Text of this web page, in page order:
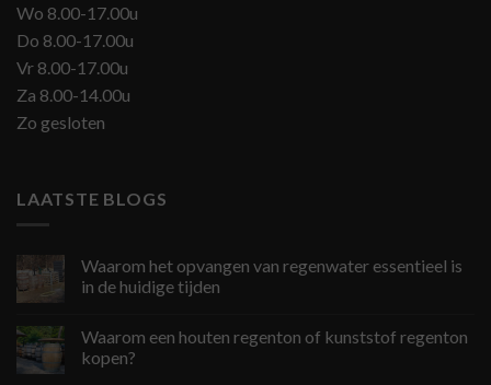
Wo 8.00-17.00u
Do 8.00-17.00u
Vr 8.00-17.00u
Za 8.00-14.00u
Zo gesloten
LAATSTE BLOGS
Waarom het opvangen van regenwater essentieel is
in de huidige tijden
Waarom een houten regenton of kunststof regenton
kopen?